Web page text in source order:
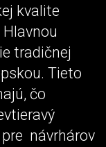
kvalite
tradičnej
Tieto
čo
návrhárov